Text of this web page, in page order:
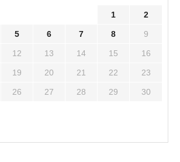
1 2
5 6 7 8 9
12 13 14 15 16
19 20 21 22 23
26 27 28 29 30